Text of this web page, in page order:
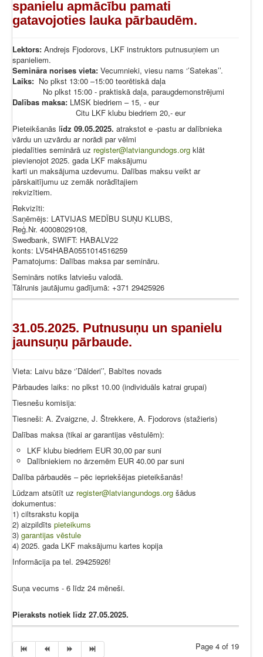
spanielu apmācību pamati
gatavojoties lauka pārbaudēm.
Lektors: Andrejs Fjodorovs, LKF instruktors putnusuņiem un
spanieliem.
Semināra norises vieta: Vecumnieki, viesu nams ‘’Satekas’’.
Laiks: No plkst 13:00 –15:00 teorētiskā daļa
No plkst 15:00 - praktiskā daļa, paraugdemonstrējumi
Dalības maksa: LMSK biedriem – 15, - eur
Citu LKF klubu biedriem 20,- eur
Pieteikšanās līdz 09.05.2025. atrakstot e -pastu ar dalībnieka
vārdu un uzvārdu ar norādi par vēlmi
piedalīties seminārā uz register@latviangundogs.org klāt
pievienojot 2025. gada LKF maksājumu
karti un maksājuma uzdevumu. Dalības maksu veikt ar
pārskaitījumu uz zemāk norādītajiem
rekvizītiem.
Rekvizīti:
Saņēmējs: LATVIJAS MEDĪBU SUŅU KLUBS,
Reģ.Nr. 40008029108,
Swedbank, SWIFT: HABALV22
konts: LV54HABA0551014516259
Pamatojums: Dalības maksa par semināru.
Seminārs notiks latviešu valodā.
Tālrunis jautājumu gadījumā: +371 29425926
31.05.2025. Putnusuņu un spanielu
jaunsuņu pārbaude.
Vieta: Laivu bāze ‘’Dālderi’’, Babītes novads
Pārbaudes laiks: no plkst 10.00 (individuāls katrai grupai)
Tiesnešu komisija:
Tiesneši: A. Zvaigzne, J. Štrekkere, A. Fjodorovs (stažieris)
Dalības maksa (tikai ar garantijas vēstulēm):
LKF klubu biedriem EUR 30,00 par suni
Dalībniekiem no ārzemēm EUR 40.00 par suni
Dalība pārbaudēs – pēc iepriekšējas pieteikšanās!
Lūdzam atsūtīt uz register@latviangundogs.org šādus
dokumentus:
1) ciltsrakstu kopija
2) aizpildīts pieteikums
3) garantijas vēstule
4) 2025. gada LKF maksājumu kartes kopija
Informācija pa tel. 29425926!
Suņa vecums - 6 līdz 24 mēneši.
Pieraksts notiek līdz 27.05.2025.
Page 4 of 19